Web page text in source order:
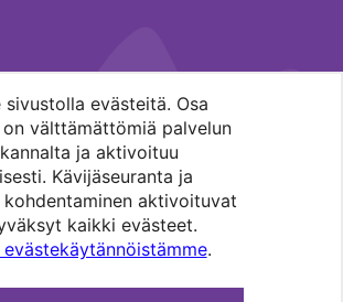
sivustolla evästeitä. Osa
välttämättömiä palvelun
ja aktivoituu
Kävijäseuranta ja
kohdentaminen aktivoituvat
kaikki evästeet.
.
MENOHAKU
evankelis-
media.